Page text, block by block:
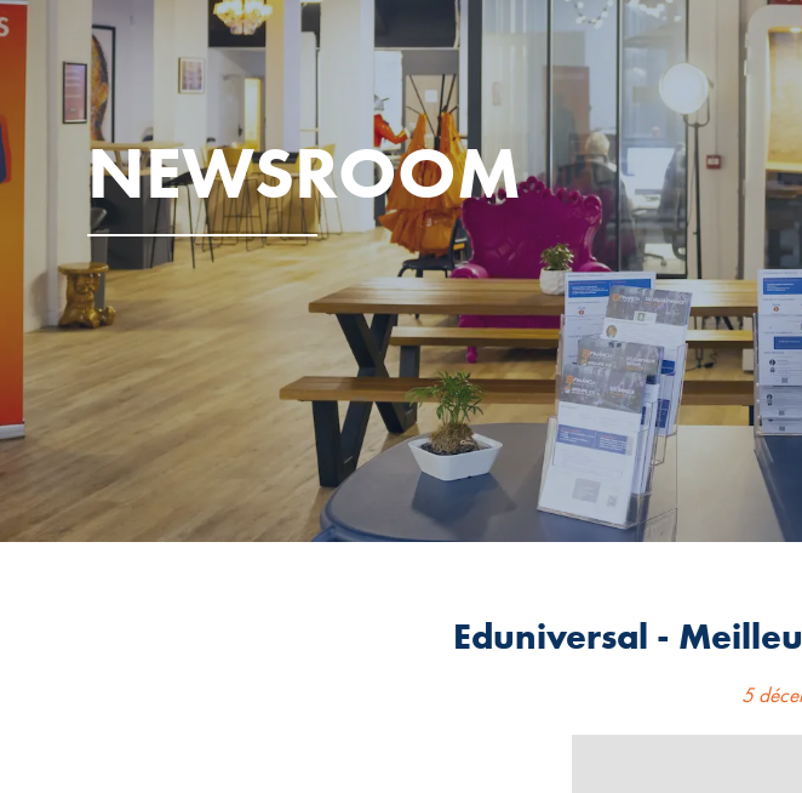
NEWSROOM
Eduniversal -
5